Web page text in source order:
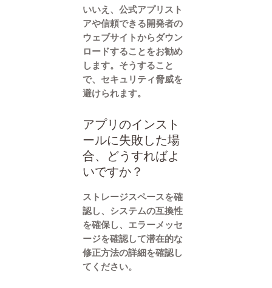
いいえ、公式アプリスト
アや信頼できる開発者の
ウェブサイトからダウン
ロードすることをお勧め
します。そうすること
で、セキュリティ脅威を
避けられます。
アプリのインスト
ールに失敗した場
合、どうすればよ
いですか？
ストレージスペースを確
認し、システムの互換性
を確保し、エラーメッセ
ージを確認して潜在的な
修正方法の詳細を確認し
てください。